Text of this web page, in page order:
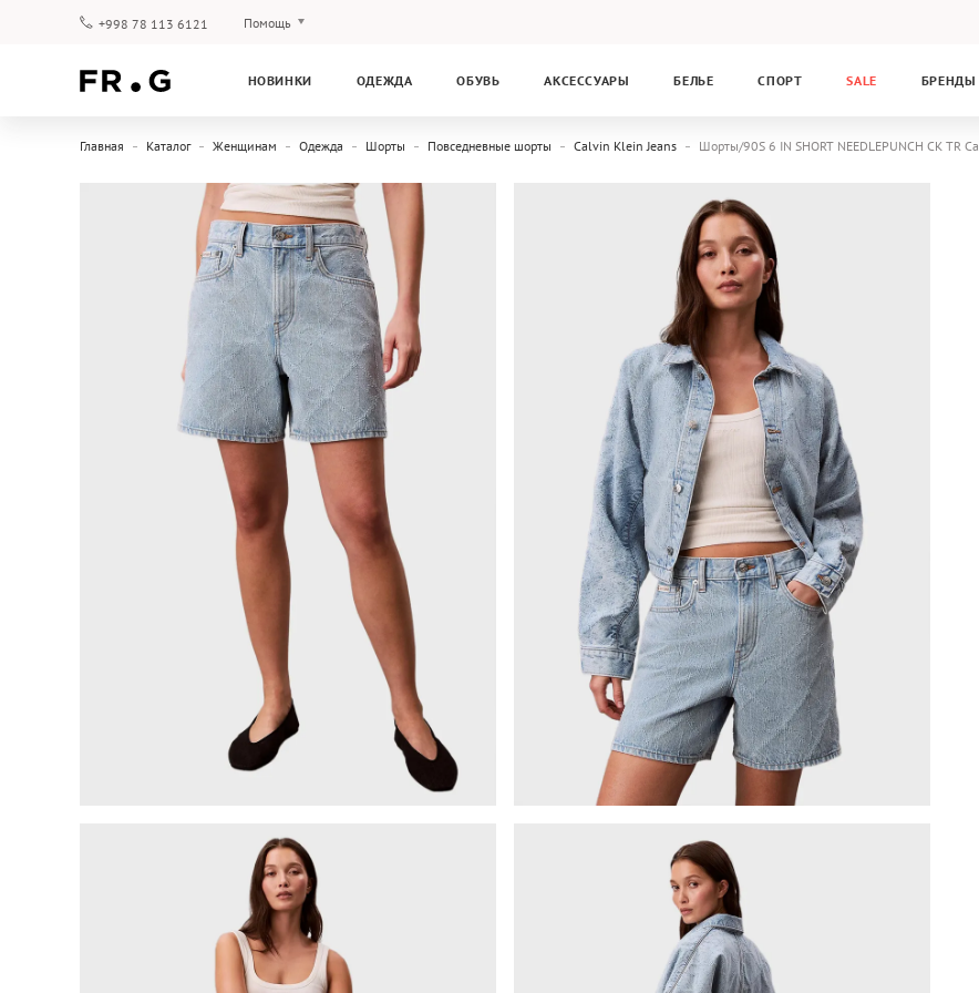
+998 78 113 6121 Помощь
НОВИНКИ ОДЕЖДА ОБУВЬ АКСЕССУАРЫ БЕЛЬЕ СПОРТ SALE БРЕНДЫ
Главная Каталог Женщинам Одежда Шорты Повседневные шорты Calvin Klein Jeans Шорты/90S 6 IN SHORT NEEDLEPUNCH CK TR